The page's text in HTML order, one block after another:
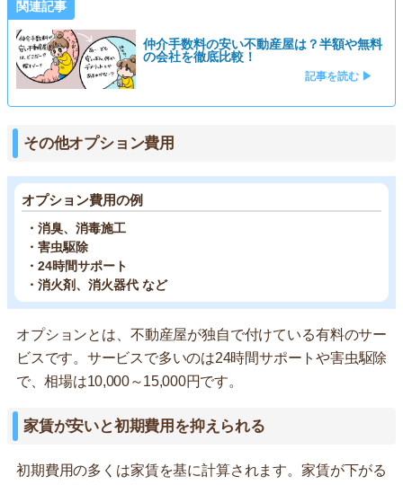
関連記事
仲介手数料の安い不動産屋は？半額や無料
の会社を徹底比較！
記事を読む ▶
その他オプション費用
オプション費用の例
・消臭、消毒施工
・害虫駆除
・24時間サポート
・消火剤、消火器代 など
オプションとは、不動産屋が独自で付けている有料のサー
ビスです。サービスで多いのは24時間サポートや害虫駆除
で、相場は10,000～15,000円です。
家賃が安いと初期費用を抑えられる
初期費用の多くは家賃を基に計算されます。家賃が下がる